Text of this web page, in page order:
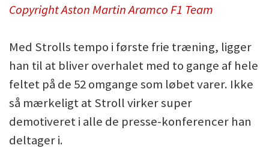
Copyright Aston Martin Aramco F1 Team
Med Strolls tempo i første frie træning, ligger
han til at bliver overhalet med to gange af hele
feltet på de 52 omgange som løbet varer. Ikke
så mærkeligt at Stroll virker super
demotiveret i alle de presse-konferencer han
deltager i.